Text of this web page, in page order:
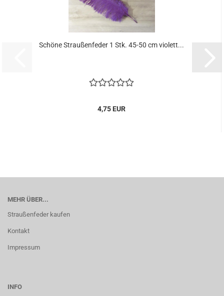
Schöne Straußenfeder 1 Stk. 45-50 cm violett...
4,75 EUR
MEHR ÜBER...
Straußenfeder kaufen
Kontakt
Impressum
INFO